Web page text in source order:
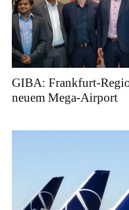
GIBA: Frankfurt-
neuem Mega-Airport